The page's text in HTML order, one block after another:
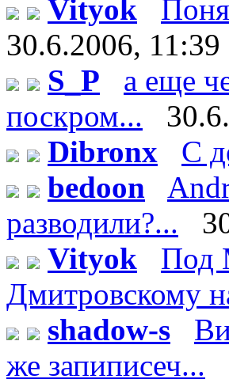
Vityok
30.6.2006, 11:39
S_P
а еще
поскром...
Dibronx
С
bedoon
разводили?...
Vityok
Под
Дмитровскому
shadow-s
же запиписеч...